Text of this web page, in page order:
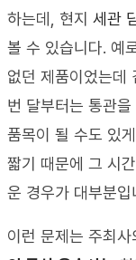
하는데
현지 세관
볼 수 있습니다. 예
없던 제품이었는데
번 달부터는 통관
품목이 될 수도 있
짧기 때문에 그 시
운 경우가 대부분입
이런 문제는 주최